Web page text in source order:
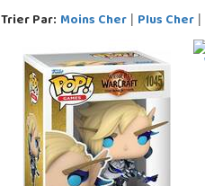
Trier Par: Moins Cher| Plus Cher|